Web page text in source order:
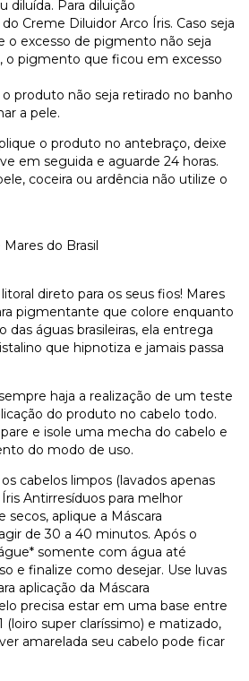
diluída. Para diluição
Creme Diluidor Arco Íris. Caso seja
o excesso de pigmento não seja
o pigmento que ficou em excesso
produto não seja retirado no banho
a pele.
o produto no antebraço, deixe
em seguida e aguarde 24 horas.
coceira ou ardência não utilize o
do Brasil
direto para os seus fios! Mares
pigmentante que colore enquanto
das águas brasileiras, ela entrega
que hipnotiza e jamais passa
haja a realização de um teste
do produto no cabelo todo.
e isole uma mecha do cabelo e
do modo de uso.
cabelos limpos (lavados apenas
Antirresíduos para melhor
secos, aplique a Máscara
de 30 a 40 minutos. Após o
somente com água até
e finalize como desejar. Use luvas
aplicação da Máscara
precisa estar em uma base entre
(loiro super claríssimo) e matizado,
amarelada seu cabelo pode ficar